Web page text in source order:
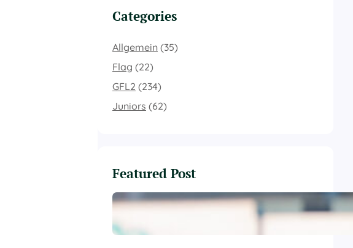
Categories
Allgemein (35)
Flag (22)
GFL2 (234)
Juniors (62)
Featured Post
Letzter Auftritt vor heimischer
Kulisse: Farmers empfangen